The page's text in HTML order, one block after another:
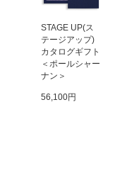
STAGE UP(ス
テージアップ)
カタログギフト
＜ポールシャー
ナン＞
56,100円